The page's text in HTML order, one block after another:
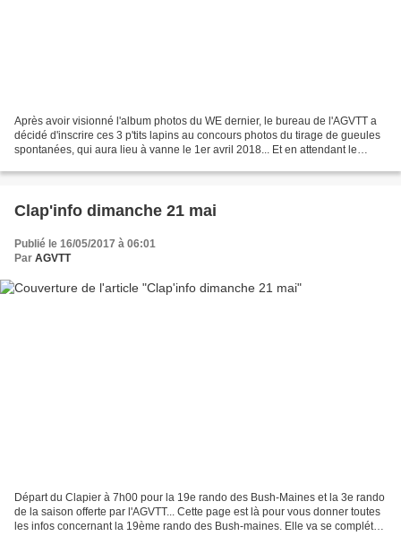
Après avoir visionné l'album photos du WE dernier, le bureau de l'AGVTT a
décidé d'inscrire ces 3 p'tits lapins au concours photos du tirage de gueules
spontanées, qui aura lieu à vanne le 1er avril 2018... Et en attendant le
Clap'info dimanche 21 mai
Publié le 16/05/2017 à 06:01
Par AGVTT
Départ du Clapier à 7h00 pour la 19e rando des Bush-Maines et la 3e rando
de la saison offerte par l'AGVTT... Cette page est là pour vous donner toutes
les infos concernant la 19ème rando des Bush-maines. Elle va se compléter